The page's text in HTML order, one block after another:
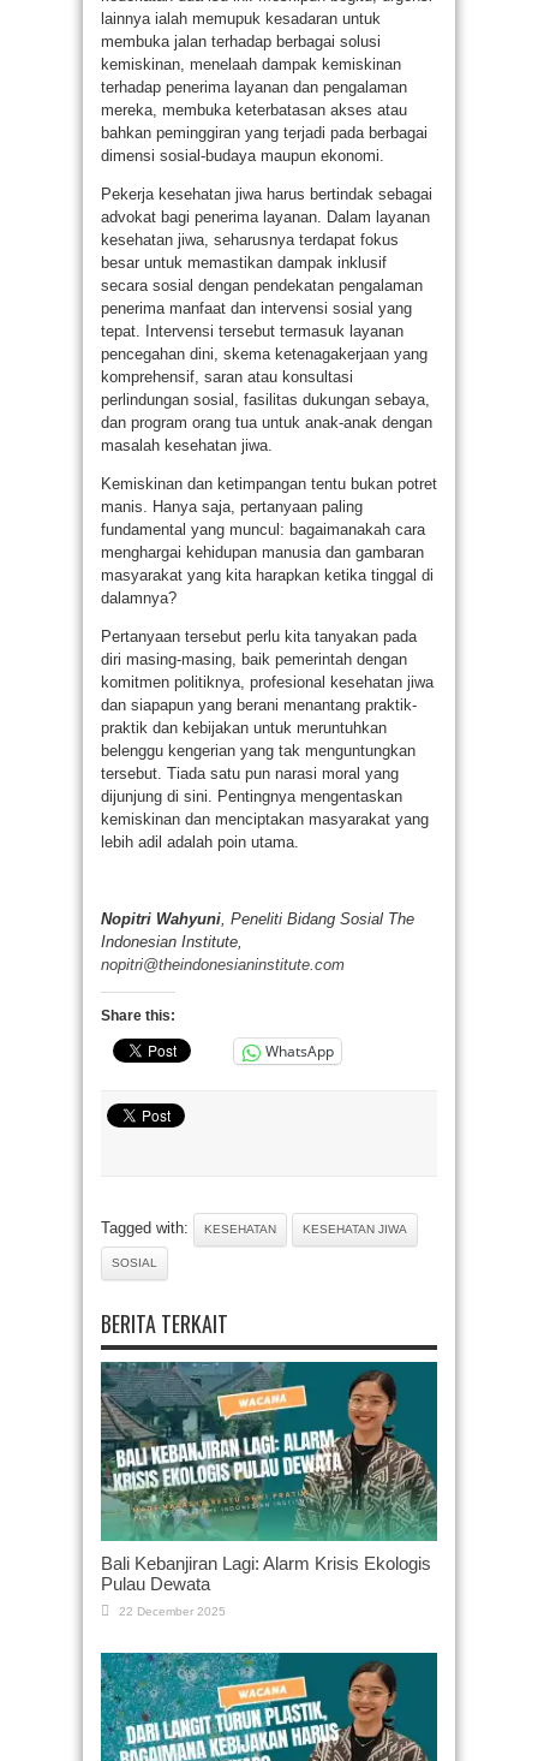
lainnya ialah memupuk kesadaran untuk
membuka jalan terhadap berbagai solusi
kemiskinan, menelaah dampak kemiskinan
terhadap penerima layanan dan pengalaman
mereka, membuka keterbatasan akses atau
bahkan peminggiran yang terjadi pada berbagai
dimensi sosial-budaya maupun ekonomi.
Pekerja kesehatan jiwa harus bertindak sebagai
advokat bagi penerima layanan. Dalam layanan
kesehatan jiwa, seharusnya terdapat fokus
besar untuk memastikan dampak inklusif
secara sosial dengan pendekatan pengalaman
penerima manfaat dan intervensi sosial yang
tepat. Intervensi tersebut termasuk layanan
pencegahan dini, skema ketenagakerjaan yang
komprehensif, saran atau konsultasi
perlindungan sosial, fasilitas dukungan sebaya,
dan program orang tua untuk anak-anak dengan
masalah kesehatan jiwa.
Kemiskinan dan ketimpangan tentu bukan potret
manis. Hanya saja, pertanyaan paling
fundamental yang muncul: bagaimanakah cara
menghargai kehidupan manusia dan gambaran
masyarakat yang kita harapkan ketika tinggal di
dalamnya?
Pertanyaan tersebut perlu kita tanyakan pada
diri masing-masing, baik pemerintah dengan
komitmen politiknya, profesional kesehatan jiwa
dan siapapun yang berani menantang praktik-
praktik dan kebijakan untuk meruntuhkan
belenggu kengerian yang tak menguntungkan
tersebut. Tiada satu pun narasi moral yang
dijunjung di sini. Pentingnya mengentaskan
kemiskinan dan menciptakan masyarakat yang
lebih adil adalah poin utama.
Nopitri Wahyuni, Peneliti Bidang Sosial The
Indonesian Institute,
nopitri@theindonesianinstitute.com
Share this:
WhatsApp
Tagged with: KESEHATAN KESEHATAN JIWA
SOSIAL
BERITA TERKAIT
Bali Kebanjiran Lagi: Alarm Krisis Ekologis
Pulau Dewata
22 December 2025